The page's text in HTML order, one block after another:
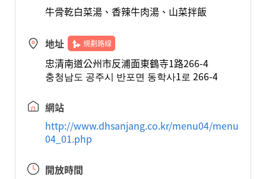
牛骨乾白菜湯、香辣牛肉湯、山菜拌飯
地址 規劃路線
忠清南道公州市反浦面東鶴寺1路266-4
충청남도 공주시 반포면 동학사1로 266-4
網站
http://www.dhsanjang.co.kr/menu04/menu
04_01.php
開放時間